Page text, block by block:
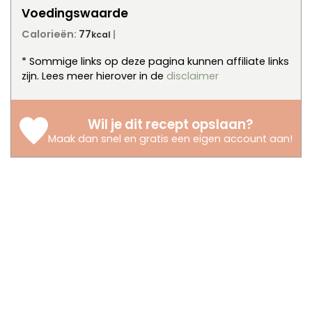
Voedingswaarde
Calorieën: 77kcal
* Sommige links op deze pagina kunnen affiliate links
zijn. Lees meer hierover in de
disclaimer
Wil je dit recept opslaan?
Maak dan snel en gratis een eigen account aan!